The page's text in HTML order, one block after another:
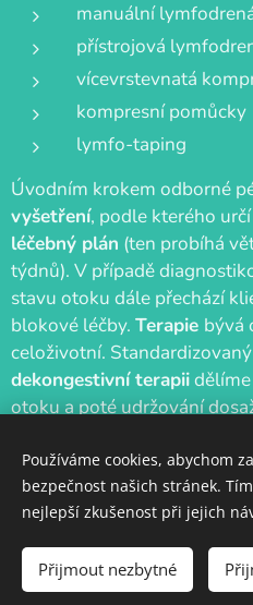
manuální
přístrojová
vícevrstevnatá
kompresní pomůcky
lymfo-taping
Úvodním krokem odborné
vyšetření, podle kterého
léčebný plán (ten probíhá
týdnů). V případě
stavu otoku dále přechází
blokové léčby. Terapie bývá
celoživotní.
dekongestivní terapii
otoku a poté udržování
https://ww
Používáme cookies, abychom
bezpečnost našich stránek.
nejlepší zkušenost při jejich
Přijmout nezbytné